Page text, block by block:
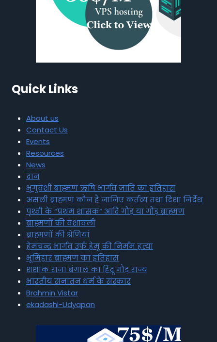
Quick Links
About us
Contact Us
Events
Resources
News
दान
भृगुवंशी ब्राह्मण ऋषि भार्गव जाति का इतिहास
असली ब्राह्मण कौन है जानिए कर्तव्य तथा दिशा निर्देश
पृथ्वी के “प्रथम शासक” आदि गौड़ या गौड़ ब्राह्मण
ब्राह्मणों की वंशावली
ब्राह्मणों की श्रेणियां
हेमचन्द्र भार्गव उर्फ हेमू की निर्मम हत्या
भूमिहार ब्राह्मण का इतिहास
शशांक राजा बंगाल का हिंदू गौड़ राज्य
भारतीय सनातन धर्म के संस्कार
Brahmin Vistar
ekadashi-Udyapan